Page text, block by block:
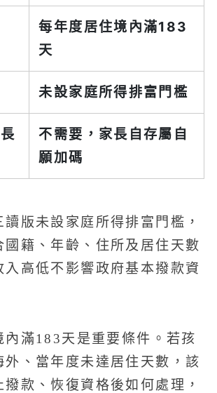
每年度居住境內滿183
天
未設家庭所得排富門檻
不需要，家長自存屬自
願加碼
版未設家庭所得排富門檻，
國籍、年齡、住所及居住天數
入高低不影響政府基本撥款資
內滿183天是重要條件。若孩
外、當年度未達居住天數，該
款、恢復資格後如何處理，